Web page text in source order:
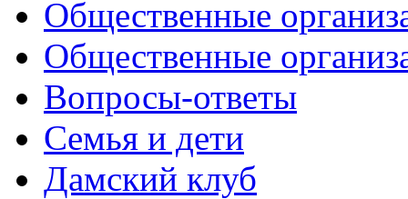
Общественные
Общественные
Вопросы-ответы
Семья и дети
Дамский клуб